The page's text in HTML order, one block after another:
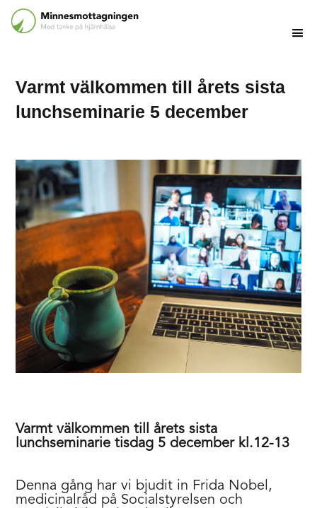
Varmt välkommen till årets sista
lunchseminarie 5 december
Varmt välkommen till årets sista
lunchseminarie tisdag 5 december kl.12-13
Denna gång har vi bjudit in Frida Nobel,
medicinalråd på Socialstyrelsen och